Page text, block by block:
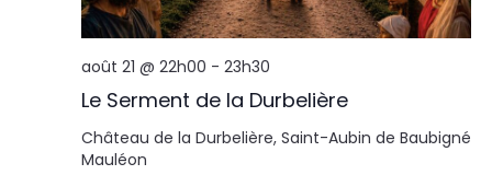
Le Serment de la Durbelière
août 21 @ 22h00 - 23h30
Château de la Durbelière, Saint-Aubin de Baubigné
Mauléon